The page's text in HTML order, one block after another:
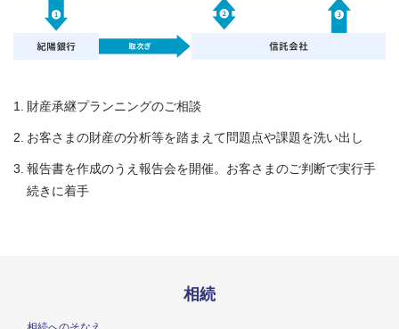
財産承継プランニングのご相談
お客さまの財産の分析等を踏まえて問題点や課題を洗い出し
報告書を作成のうえ報告会を開催。お客さまのご判断で実行手
続きに着手
相続